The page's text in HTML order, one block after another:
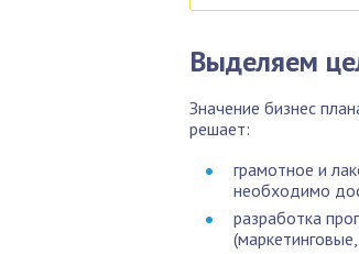
Выделяем
Значение бизнес
решает:
грамотное и
необходимо
разработка